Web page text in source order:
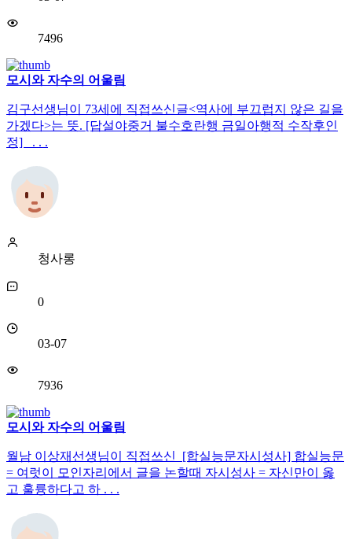
7496
모시와 자수의 어울림
김구선생님이 73세에 직접쓰신글<역사에 부끄럽지 않은 길을
가겠다>는 뜻. [답설야중거 불수호란행 금일아행적 수작후인
정] . . .
청사롱
0
03-07
7936
모시와 자수의 어울림
월남 이상재선생님이 직접쓰신 [합실능문자시성사] 합실능문
= 여럿이 모인자리에서 글을 논할때 자시성사 = 자신만이 옳
고 훌륭하다고 하 . . .